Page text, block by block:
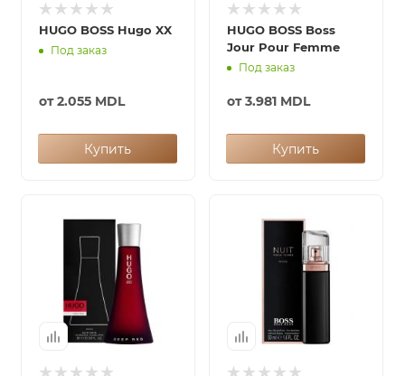
HUGO BOSS Hugo XX
Под заказ
от2.055 MDL
Купить
HUGO BOSS Boss
Jour Pour Femme
Под заказ
от3.981 MDL
Купить